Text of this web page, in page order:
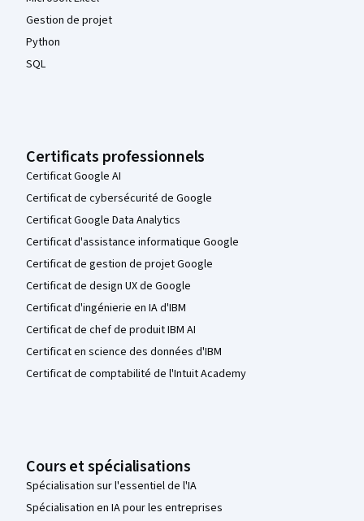
Gestion de projet
Python
SQL
Certificats professionnels
Certificat Google AI
Certificat de cybersécurité de Google
Certificat Google Data Analytics
Certificat d'assistance informatique Google
Certificat de gestion de projet Google
Certificat de design UX de Google
Certificat d'ingénierie en IA d'IBM
Certificat de chef de produit IBM AI
Certificat en science des données d'IBM
Certificat de comptabilité de l'Intuit Academy
Cours et spécialisations
Spécialisation sur l'essentiel de l'IA
Spécialisation en IA pour les entreprises